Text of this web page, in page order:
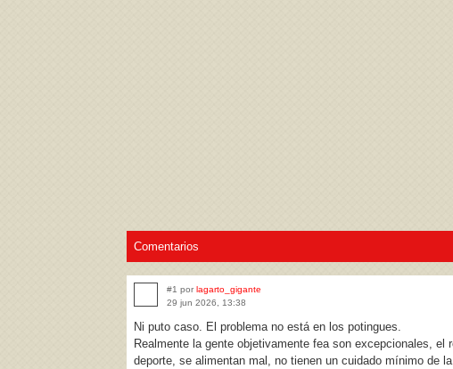
Comentarios
#1 por lagarto_gigante
29 jun 2026, 13:38
Ni puto caso. El problema no está en los potingues.
Realmente la gente objetivamente fea son excepcionales,
deporte, se alimentan mal, no tienen un cuidado mínimo de